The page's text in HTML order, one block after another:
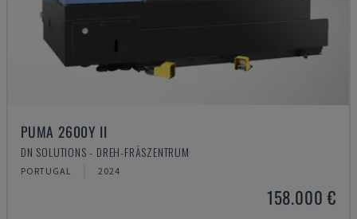
PUMA 2600Y II
DN SOLUTIONS - DREH-FRÄSZENTRUM
PORTUGAL 2024
158.000 €